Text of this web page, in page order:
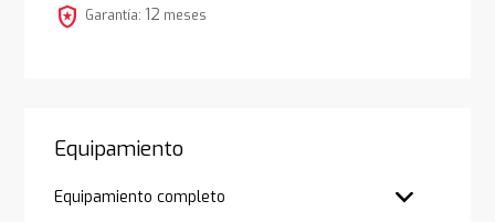
local_police Garantía: 12 meses
Equipamiento
Equipamiento completo